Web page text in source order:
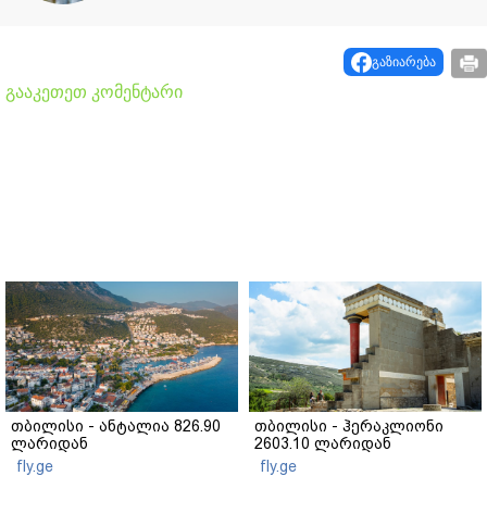
გაზიარება
გააკეთეთ კომენტარი
თბილისი - ანტალია 826.90
ლარიდან
fly.ge
თბილისი - ჰერაკლიონი
2603.10 ლარიდან
fly.ge